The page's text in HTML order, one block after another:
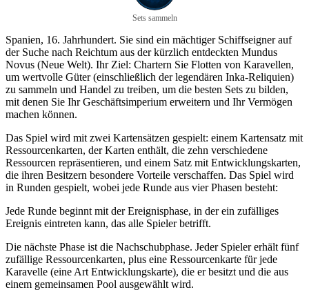
Sets sammeln
Spanien, 16. Jahrhundert. Sie sind ein mächtiger Schiffseigner auf
der Suche nach Reichtum aus der kürzlich entdeckten Mundus
Novus (Neue Welt). Ihr Ziel: Chartern Sie Flotten von Karavellen,
um wertvolle Güter (einschließlich der legendären Inka-Reliquien)
zu sammeln und Handel zu treiben, um die besten Sets zu bilden,
mit denen Sie Ihr Geschäftsimperium erweitern und Ihr Vermögen
machen können.
Das Spiel wird mit zwei Kartensätzen gespielt: einem Kartensatz mit
Ressourcenkarten, der Karten enthält, die zehn verschiedene
Ressourcen repräsentieren, und einem Satz mit Entwicklungskarten,
die ihren Besitzern besondere Vorteile verschaffen. Das Spiel wird
in Runden gespielt, wobei jede Runde aus vier Phasen besteht:
Jede Runde beginnt mit der Ereignisphase, in der ein zufälliges
Ereignis eintreten kann, das alle Spieler betrifft.
Die nächste Phase ist die Nachschubphase. Jeder Spieler erhält fünf
zufällige Ressourcenkarten, plus eine Ressourcenkarte für jede
Karavelle (eine Art Entwicklungskarte), die er besitzt und die aus
einem gemeinsamen Pool ausgewählt wird.